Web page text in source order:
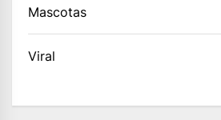
Mascotas
Viral